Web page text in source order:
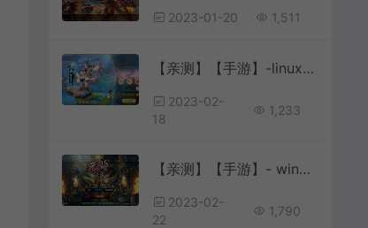
2023-01-20 1,511
【亲测】【手游】-linux端 苍穹西游 MT3换皮 +工具 +教程 +假人+教程
2023-02-
18
1,233
【亲测】【手游】- windows端 沙巴克传奇 本地注册 安卓 苹果 教程 工具
2023-02-
22
1,790